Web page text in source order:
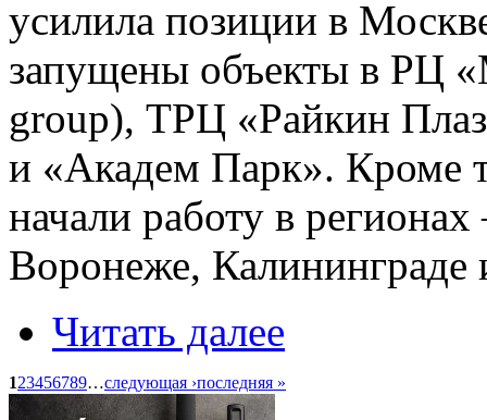
усилила позиции в
запущены объекты в РЦ
group), ТРЦ «Райкин
и «Академ Парк». Кроме
начали работу в
Воронеже, Калининграде
Читать далее
123456789…следующая ›последняя »